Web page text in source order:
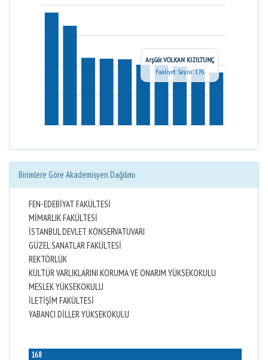
Arş.Gör. VOLKAN KIZILTUNÇ
Faaliyet Sayısı: 176
Birimlere Göre Akademisyen Dağılımı
FEN-EDEBİYAT FAKÜLTESİ
MİMARLIK FAKÜLTESİ
İSTANBUL DEVLET KONSERVATUVARI
GÜZEL SANATLAR FAKÜLTESİ
REKTÖRLÜK
KÜLTÜR VARLIKLARINI KORUMA VE ONARIM YÜKSEKOKULU
MESLEK YÜKSEKOKULU
İLETİŞİM FAKÜLTESİ
YABANCI DİLLER YÜKSEKOKULU
168